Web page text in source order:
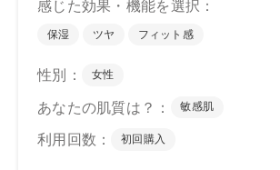
※店舗での取り扱いや詳しい在庫状況につ
舗にお問い合わせください。
承ください。
※通常はご注文より１～３営業日での発送
商品によっては、お届けまで１～２週間か